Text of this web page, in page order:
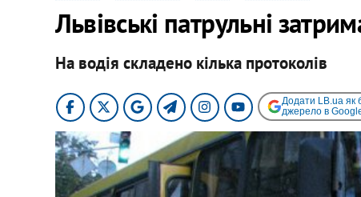
Львівські патрульні
На водія складено кілька протоколів
Додати LB.ua як
джерело в